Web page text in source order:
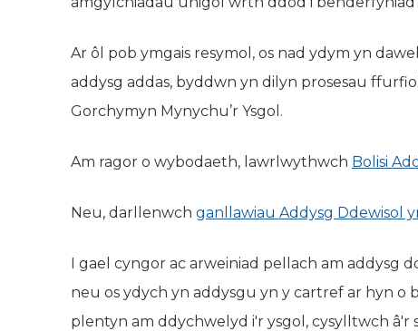
Ar ôl pob ymgais resymol, os nad ydym yn
addysg addas, byddwn yn dilyn prosesau
Gorchymyn Mynychu’r Ysgol.
Am ragor o wybodaeth, lawrlwythwch Bolisi
Neu, darllenwch ganllawiau Addysg Ddewisol
I gael cyngor ac arweiniad pellach am addysg
neu os ydych yn addysgu yn y cartref ar hyn o
plentyn am ddychwelyd i'r ysgol, cysylltwch â'r